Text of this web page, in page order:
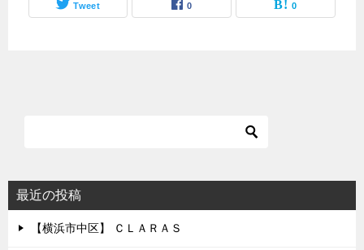
Tweet 0 0
最近の投稿
【横浜市中区】 ＣＬＡＲＡＳ